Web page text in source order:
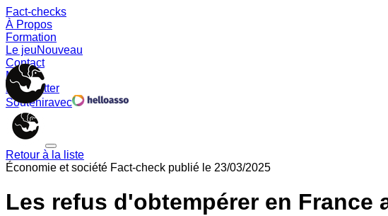
Fact-checks
À Propos
Formation
Le jeuNouveau
Contact
Memes
Newsletter
Souteniravec
Retour à la liste
Économie et société Fact-check publié le 23/03/2025
Les refus d'obtempérer en France